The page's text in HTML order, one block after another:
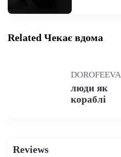
Related Чекає вдома
DOROFEEVA
люди як
кораблі
Reviews